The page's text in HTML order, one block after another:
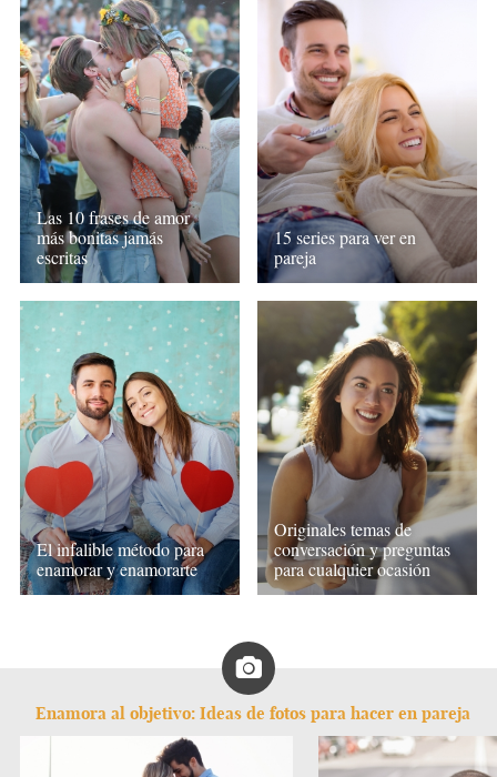
Las 10 frases de amor
más bonitas jamás
escritas
15 series para ver en
pareja
El infalible método para
enamorar y enamorarte
Originales temas de
conversación y preguntas
para cualquier ocasión
Enamora al objetivo: Ideas de fotos para hacer en pareja